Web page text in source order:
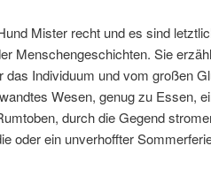
Mister recht und es sind
Menschengeschichten. Sie
das Individuum und vom großen
Wesen, genug zu Essen,
durch die Gegend
oder ein unverhoffter